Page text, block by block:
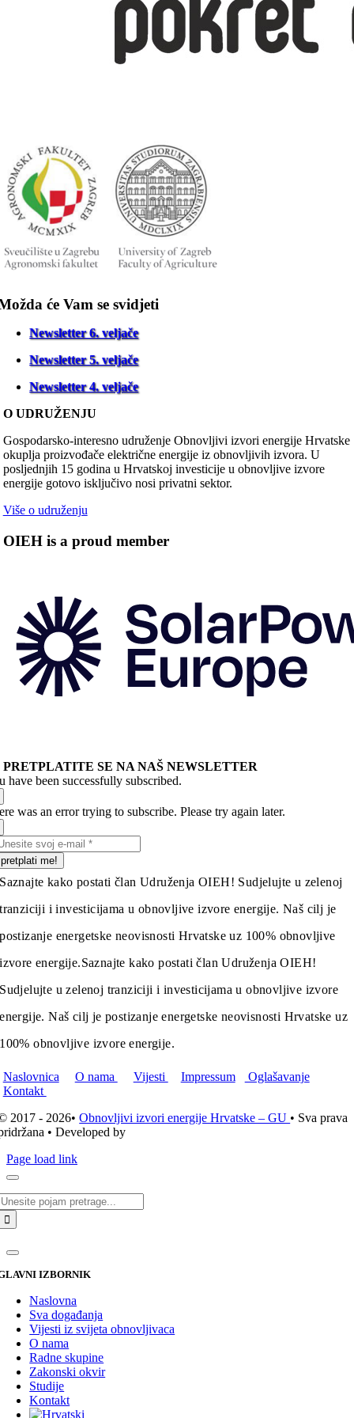
će Vam se svidjeti
Newsletter 6. veljače
Newsletter 5. veljače
Newsletter 4. veljače
O UDRUŽENJU
Gospodarsko-interesno udruženje Obnovljivi izvori energije Hrvatske
okuplja proizvođače električne energije iz obnovljivih izvora. U
posljednjih 15 godina u Hrvatskoj investicije u obnovljive izvore
energije gotovo isključivo nosi privatni sektor.
Više o udruženju
OIEH is a proud member
PRETPLATITE SE NA NAŠ NEWSLETTER
have been successfully subscribed.
was an error trying to subscribe. Please try again later.
pretplati me!
Saznajte kako postati član Udruženja OIEH! Sudjelujte u zelenoj
tranziciji i investicijama u obnovljive izvore energije. Naš cilj je
postizanje energetske neovisnosti Hrvatske uz 100% obnovljive
izvore energije.Saznajte kako postati član Udruženja OIEH!
Sudjelujte u zelenoj tranziciji i investicijama u obnovljive izvore
energije. Naš cilj je postizanje energetske neovisnosti Hrvatske uz
100% obnovljive izvore energije.
Naslovnica O nama Vijesti Impressum
Oglašavanje
Kontakt
2017 - 2026•Obnovljivi izvori energije Hrvatske – GU • Sva prava
• Developed by
Page load link
IZBORNIK
Naslovna
Sva događanja
Vijesti iz svijeta obnovljivaca
O nama
Radne skupine
Zakonski okvir
Studije
Kontakt